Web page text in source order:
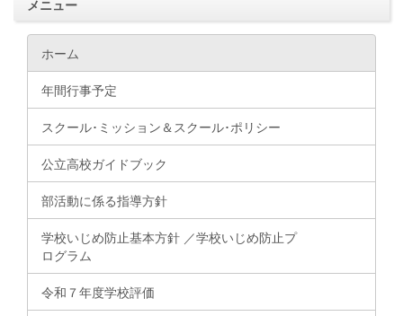
メニュー
ホーム
年間行事予定
スクール･ミッション＆スクール･ポリシー
公立高校ガイドブック
部活動に係る指導方針
学校いじめ防止基本方針 ／学校いじめ防止プ
ログラム
令和７年度学校評価